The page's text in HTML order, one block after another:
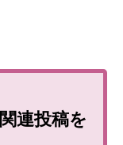
連投稿を